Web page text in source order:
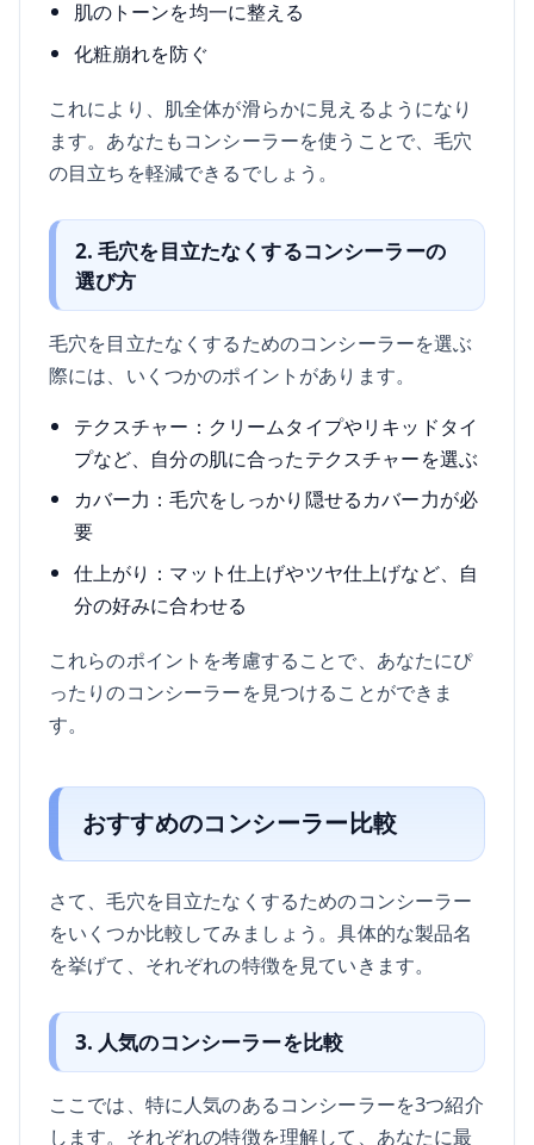
肌のトーンを均一に整える
化粧崩れを防ぐ
これにより、肌全体が滑らかに見えるようになり
ます。あなたもコンシーラーを使うことで、毛穴
の目立ちを軽減できるでしょう。
2. 毛穴を目立たなくするコンシーラーの
選び方
毛穴を目立たなくするためのコンシーラーを選ぶ
際には、いくつかのポイントがあります。
テクスチャー：クリームタイプやリキッドタイ
プなど、自分の肌に合ったテクスチャーを選ぶ
カバー力：毛穴をしっかり隠せるカバー力が必
要
仕上がり：マット仕上げやツヤ仕上げなど、自
分の好みに合わせる
これらのポイントを考慮することで、あなたにぴ
ったりのコンシーラーを見つけることができま
す。
おすすめのコンシーラー比較
さて、毛穴を目立たなくするためのコンシーラー
をいくつか比較してみましょう。具体的な製品名
を挙げて、それぞれの特徴を見ていきます。
3. 人気のコンシーラーを比較
ここでは、特に人気のあるコンシーラーを3つ紹介
します。それぞれの特徴を理解して、あなたに最